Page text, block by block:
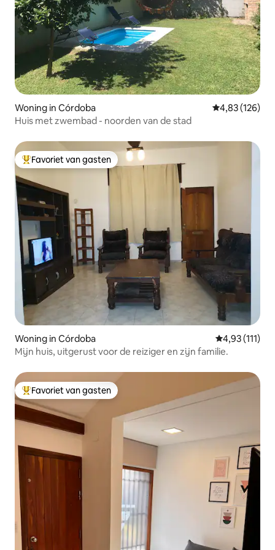
Woning in Córdoba Gemiddelde
4,83 (126)
Huis met zwembad - noorden van de stad
Topfavoriet van gasten
Favoriet van gasten
Woning in Córdoba Gemiddelde
4,93 (111)
Mijn huis, uitgerust voor de reiziger en zijn familie.
Topfavoriet van gasten
Favoriet van gasten